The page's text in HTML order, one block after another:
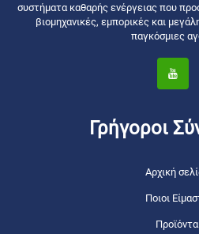
συστήματα καθαρής ενέργειας που
βιομηχανικές, εμπορικές και
παγκόσμιες
Γρήγοροι
Αρχική
Ποιοι
Προϊόντα